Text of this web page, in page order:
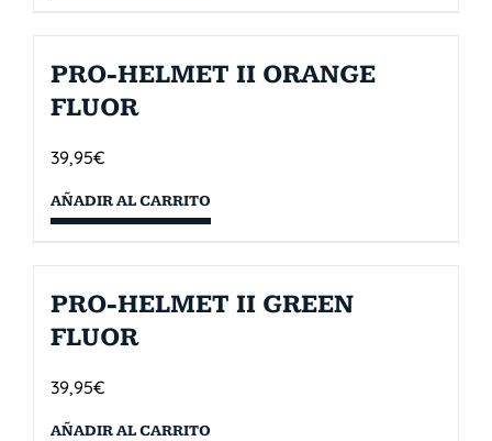
PRO-HELMET II ORANGE
FLUOR
39,95€
AÑADIR AL CARRITO
PRO-HELMET II GREEN
FLUOR
39,95€
AÑADIR AL CARRITO